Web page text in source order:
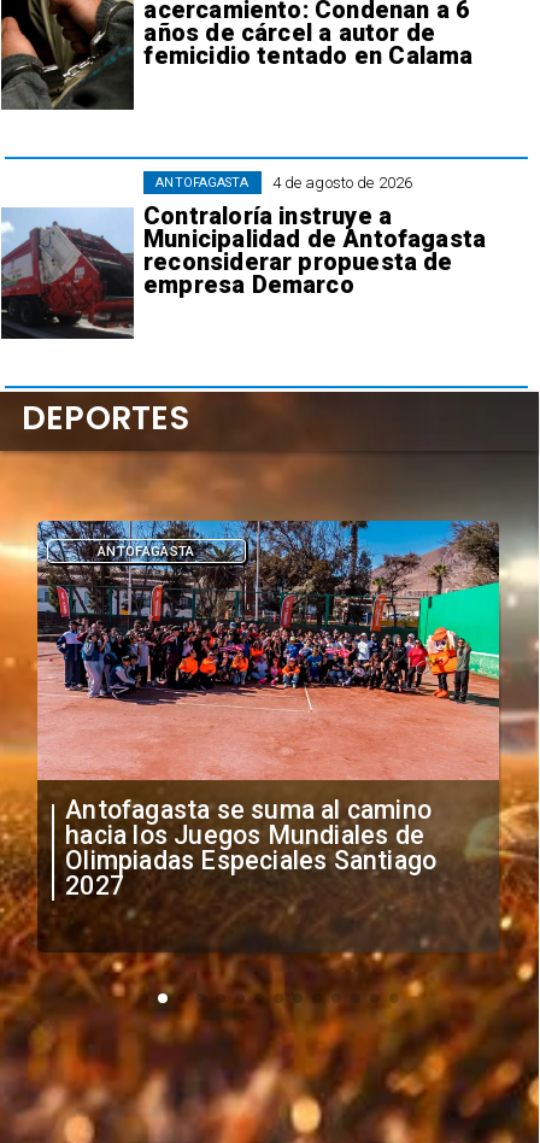
acercamiento: Condenan a 6
años de cárcel a autor de
femicidio tentado en Calama
4 de agosto de 2026
Contraloría instruye a
Municipalidad de Antofagasta
reconsiderar propuesta de
empresa Demarco
ANTOFAGASTA
"Falta de profesionalismo": Sifup
anuncia medidas por situación
irregular de futbolistas
extranjeros
DEPORTES
DEPORTES